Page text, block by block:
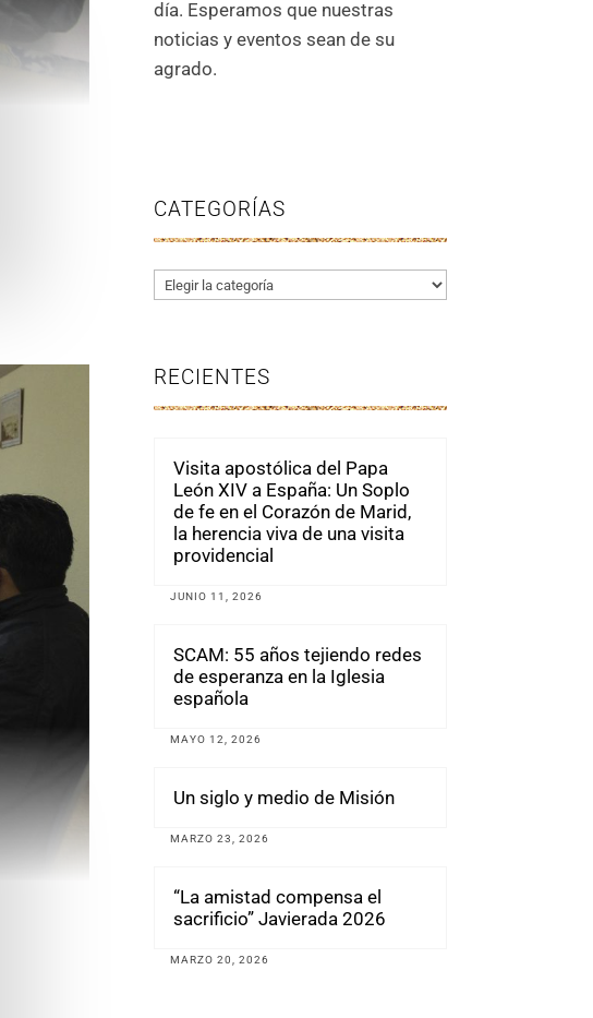
día. Esperamos que nuestras
noticias y eventos sean de su
agrado.
CATEGORÍAS
Categorías
RECIENTES
Visita apostólica del Papa
León XIV a España: Un Soplo
de fe en el Corazón de Marid,
la herencia viva de una visita
providencial
JUNIO 11, 2026
SCAM: 55 años tejiendo redes
de esperanza en la Iglesia
española
MAYO 12, 2026
Un siglo y medio de Misión
MARZO 23, 2026
“La amistad compensa el
sacrificio” Javierada 2026
MARZO 20, 2026